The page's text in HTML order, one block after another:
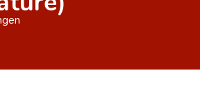
und Antworten